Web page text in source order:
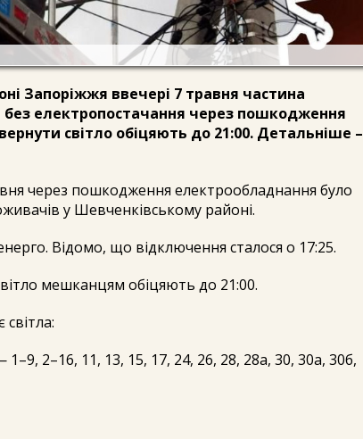
Запоріжжя ввечері 7 травня частина
електропостачання через пошкодження
світло обіцяють до 21:00. Детальніше –
через пошкодження електрообладнання було
у Шевченківському районі.
Відомо, що відключення сталося о 17:25.
мешканцям обіцяють до 21:00.
2–16, 11, 13, 15, 17, 24, 26, 28, 28а, 30, 30а, 30б,